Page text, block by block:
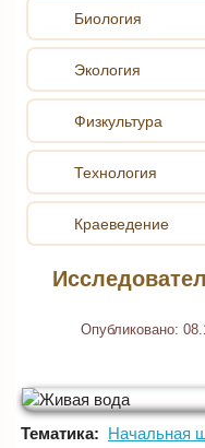
Биология
Экология
Физкультура
Технология
Краеведение
Опубликовано:
Тематика: Начальная